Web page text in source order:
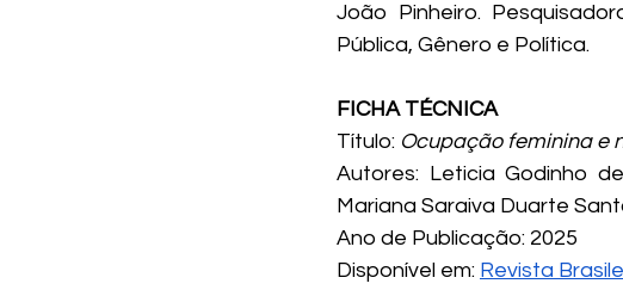
João Pinheiro.
Pública, Gênero e Política.
FICHA TÉCNICA
Título: Ocupação feminina e
Autores: Leticia Godinho
Mariana Saraiva Duarte
Ano de Publicação: 2025
Disponível em: Revista